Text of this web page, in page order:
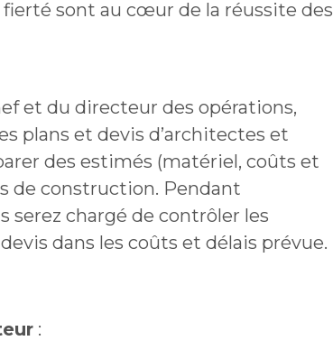
sont au cœur de la réussite des
et du directeur des opérations,
plans et devis d’architectes et
des estimés (matériel, coûts et
de construction. Pendant
serez chargé de contrôler les
dans les coûts et délais prévue.
: